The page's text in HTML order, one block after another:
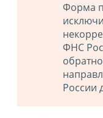
Форма
ФНС
России